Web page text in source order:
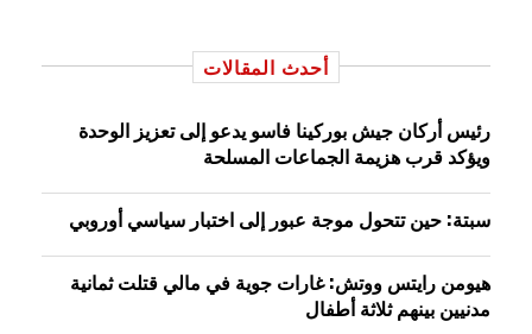
أحدث المقالات
رئيس أركان جيش بوركينا فاسو يدعو إلى تعزيز الوحدة
ويؤكد قرب هزيمة الجماعات المسلحة
سبتة: حين تتحول موجة عبور إلى اختبار سياسي أوروبي
هيومن رايتس ووتش: غارات جوية في مالي قتلت ثمانية
مدنيين بينهم ثلاثة أطفال